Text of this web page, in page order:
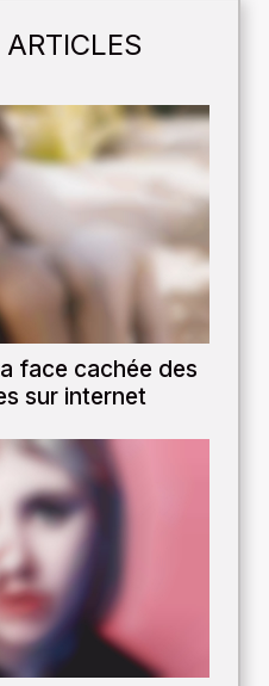
ARTICLES
face cachée des
sur internet